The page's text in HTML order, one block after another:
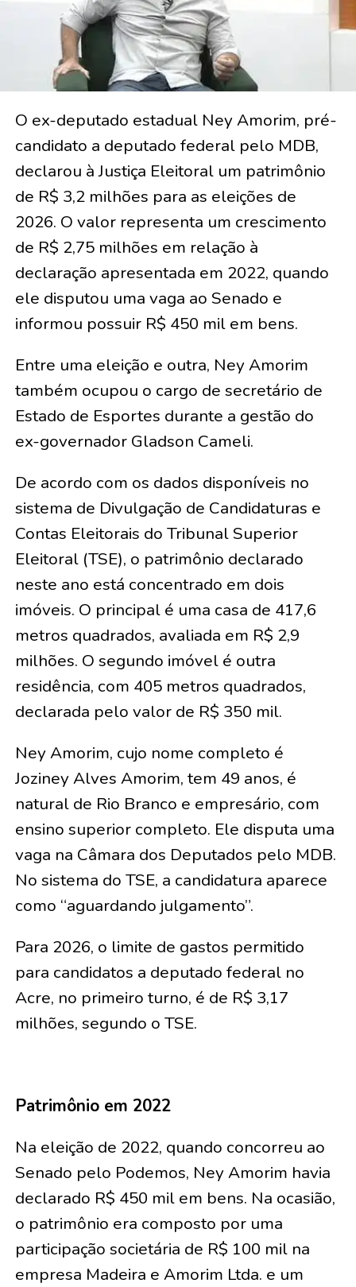
O ex-deputado estadual Ney Amorim, pré-
candidato a deputado federal pelo MDB,
declarou à Justiça Eleitoral um patrimônio
de R$ 3,2 milhões para as eleições de
2026. O valor representa um crescimento
de R$ 2,75 milhões em relação à
declaração apresentada em 2022, quando
ele disputou uma vaga ao Senado e
informou possuir R$ 450 mil em bens.
Entre uma eleição e outra, Ney Amorim
também ocupou o cargo de secretário de
Estado de Esportes durante a gestão do
ex-governador Gladson Cameli.
De acordo com os dados disponíveis no
sistema de Divulgação de Candidaturas e
Contas Eleitorais do Tribunal Superior
Eleitoral (TSE), o patrimônio declarado
neste ano está concentrado em dois
imóveis. O principal é uma casa de 417,6
metros quadrados, avaliada em R$ 2,9
milhões. O segundo imóvel é outra
residência, com 405 metros quadrados,
declarada pelo valor de R$ 350 mil.
Ney Amorim, cujo nome completo é
Joziney Alves Amorim, tem 49 anos, é
natural de Rio Branco e empresário, com
ensino superior completo. Ele disputa uma
vaga na Câmara dos Deputados pelo MDB.
No sistema do TSE, a candidatura aparece
como “aguardando julgamento”.
Para 2026, o limite de gastos permitido
para candidatos a deputado federal no
Acre, no primeiro turno, é de R$ 3,17
milhões, segundo o TSE.
Patrimônio em 2022
Na eleição de 2022, quando concorreu ao
Senado pelo Podemos, Ney Amorim havia
declarado R$ 450 mil em bens. Na ocasião,
o patrimônio era composto por uma
participação societária de R$ 100 mil na
empresa Madeira e Amorim Ltda. e um